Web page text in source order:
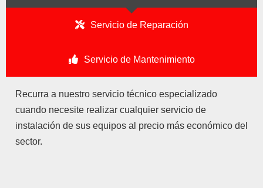
Servicio de Reparación
Servicio de Mantenimiento
Recurra a nuestro servicio técnico especializado
cuando necesite realizar cualquier servicio de
instalación de sus equipos al precio más económico del
sector.